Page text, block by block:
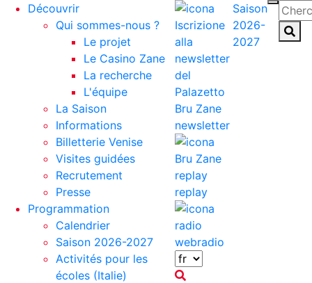
Découvrir
Qui sommes-nous ?
Le projet
Le Casino Zane
La recherche
L'équipe
La Saison
Informations
Billetterie Venise
Visites guidées
Recrutement
Presse
Programmation
Calendrier
Saison 2026-2027
Activités pour les
écoles (Italie)
newsletter
replay
webradio
Saison
2026-
2027